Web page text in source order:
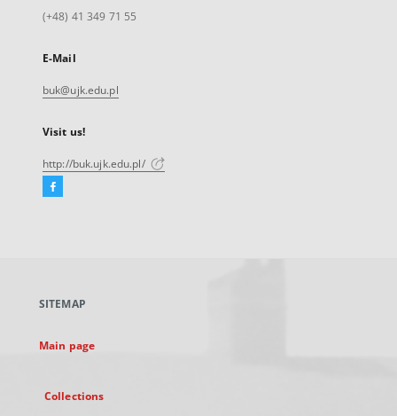
(+48) 41 349 71 55
E-Mail
buk@ujk.edu.pl
Visit us!
http://buk.ujk.edu.pl/
Facebook
new
SITEMAP
Main page
Collections